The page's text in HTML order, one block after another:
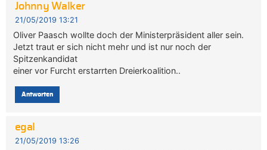
Johnny Walker
21/05/2019 13:21
Oliver Paasch wollte doch der Ministerpräsident aller sein.
Jetzt traut er sich nicht mehr und ist nur noch der
Spitzenkandidat
einer vor Furcht erstarrten Dreierkoalition..
Antworten
egal
21/05/2019 13:26